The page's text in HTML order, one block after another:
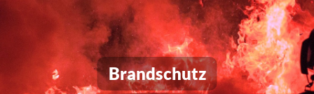
Brandschutz